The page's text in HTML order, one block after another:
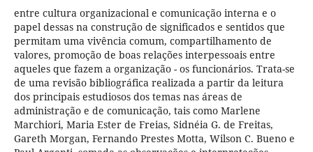
entre cultura organizacional e comunicação interna e o
papel dessas na construção de significados e sentidos que
permitam uma vivência comum, compartilhamento de
valores, promoção de boas relações interpessoais entre
aqueles que fazem a organização - os funcionários. Trata-se
de uma revisão bibliográfica realizada a partir da leitura
dos principais estudiosos dos temas nas áreas de
administração e de comunicação, tais como Marlene
Marchiori, Maria Ester de Freias, Sidnéia G. de Freitas,
Gareth Morgan, Fernando Prestes Motta, Wilson C. Bueno e